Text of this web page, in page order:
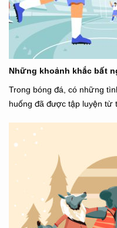
Những khoảnh khắc bất
Trong bóng đá, có những
huống đã được tập luyện từ